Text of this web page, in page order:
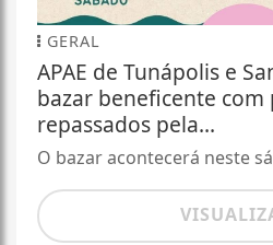
GERAL
APAE de Tunápolis e
bazar beneficente
repassados pela...
O bazar acontecerá neste